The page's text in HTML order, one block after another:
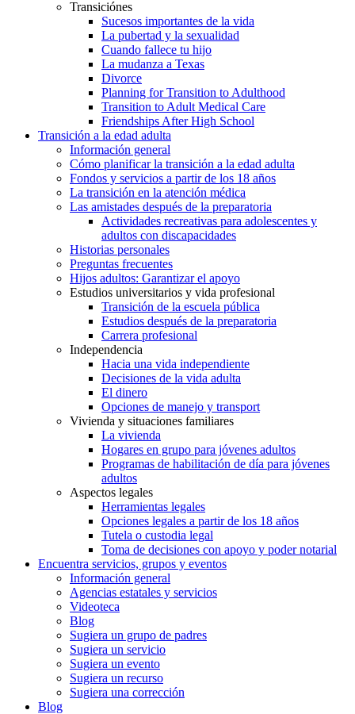
Transiciónes
Sucesos importantes de la vida
La pubertad y la sexualidad
Cuando fallece tu hijo
La mudanza a Texas
Divorce
Planning for Transition to Adulthood
Transition to Adult Medical Care
Friendships After High School
Transición a la edad adulta
Información general
Cómo planificar la transición a la edad adulta
Fondos y servicios a partir de los 18 años
La transición en la atención médica
Las amistades después de la preparatoria
Actividades recreativas para adolescentes y
adultos con discapacidades
Historias personales
Preguntas frecuentes
Hijos adultos: Garantizar el apoyo
Estudios universitarios y vida profesional
Transición de la escuela pública
Estudios después de la preparatoria
Carrera profesional
Independencia
Hacia una vida independiente
Decisiones de la vida adulta
El dinero
Opciones de manejo y transport
Vivienda y situaciones familiares
La vivienda
Hogares en grupo para jóvenes adultos
Programas de habilitación de día para jóvenes
adultos
Aspectos legales
Herramientas legales
Opciones legales a partir de los 18 años
Tutela o custodia legal
Toma de decisiones con apoyo y poder notarial
Encuentra servicios, grupos y eventos
Información general
Agencias estatales y servicios
Videoteca
Blog
Sugiera un grupo de padres
Sugiera un servicio
Sugiera un evento
Sugiera un recurso
Sugiera una corrección
Blog